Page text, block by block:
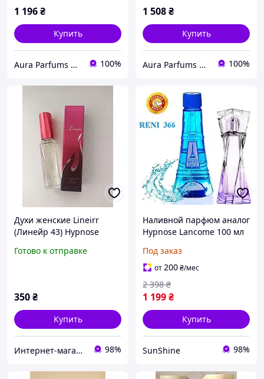
1 196₴
Купить
Aura Parfums | Интернет-магазин парфюмерии и косметики 100%
1 508₴
Купить
Aura Parfums | Интернет-магазин парфюмерии и косметики 100%
Духи женские Lineirr
(Линейр 43) Hypnose
Готово к отправке
350₴
Купить
Интернет-магазин "Амуро-парфюм" 98%
Наливной парфюм аналог
Hypnose Lancome 100 мл
наливные духи,
парфюмированная вода
Под заказ
от200₴/мес
1 199₴
2 398 ₴
Купить
SunShine 98%